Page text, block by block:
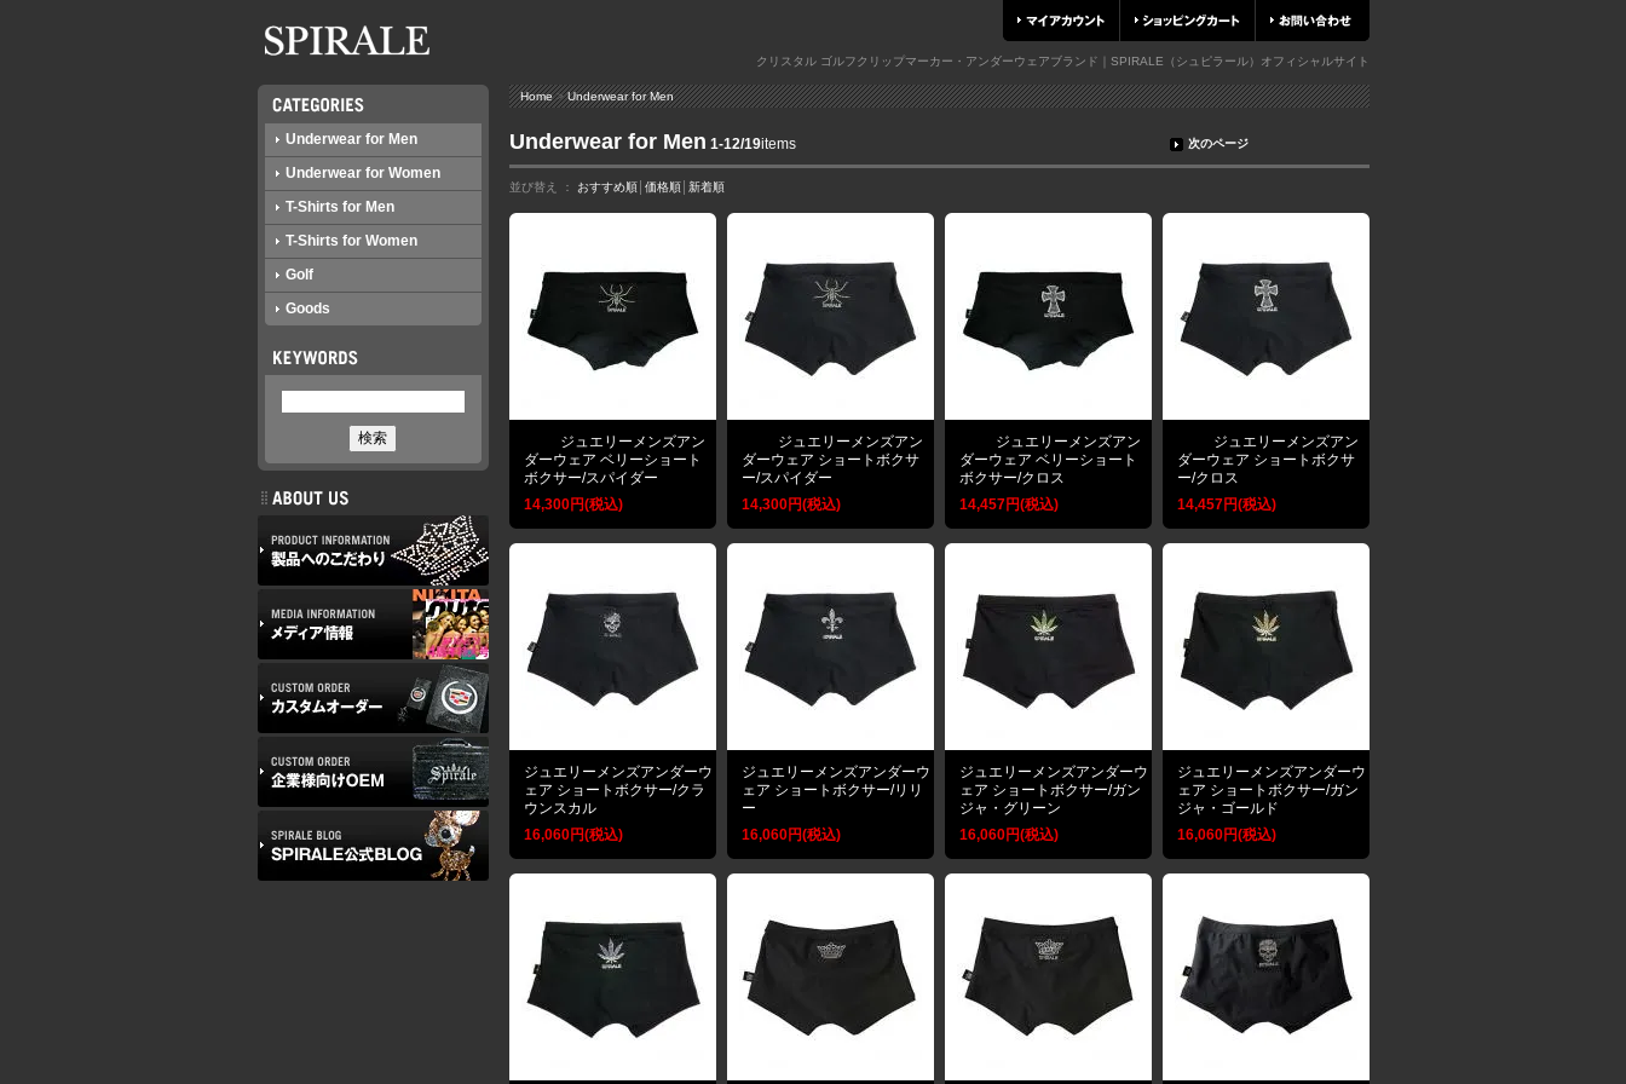
クリスタル ゴルフクリップマーカー・アンダーウェアブランド｜SPIRALE（シュピラール）オフィシャルサイト
Underwear for Men
Underwear for Women
T-Shirts for Men
T-Shirts for Women
Golf
Goods
Home>Underwear for Men
Underwear for Men 1-12/19items 次のページ
並び替え ： おすすめ順│ 価格順│ 新着順
ジュエリーメンズアン
ダーウェア ベリーショート
ボクサー/スパイダー
14,300円(税込)
ジュエリーメンズアン
ダーウェア ショートボクサ
ー/スパイダー
14,300円(税込)
ジュエリーメンズアン
ダーウェア ベリーショート
ボクサー/クロス
14,457円(税込)
ジュエリーメンズアン
ダーウェア ショートボクサ
ー/クロス
14,457円(税込)
ジュエリーメンズアンダーウ
ェア ショートボクサー/クラ
ウンスカル
16,060円(税込)
ジュエリーメンズアンダーウ
ェア ショートボクサー/リリ
ー
16,060円(税込)
ジュエリーメンズアンダーウ
ェア ショートボクサー/ガン
ジャ・グリーン
16,060円(税込)
ジュエリーメンズアンダーウ
ェア ショートボクサー/ガン
ジャ・ゴールド
16,060円(税込)